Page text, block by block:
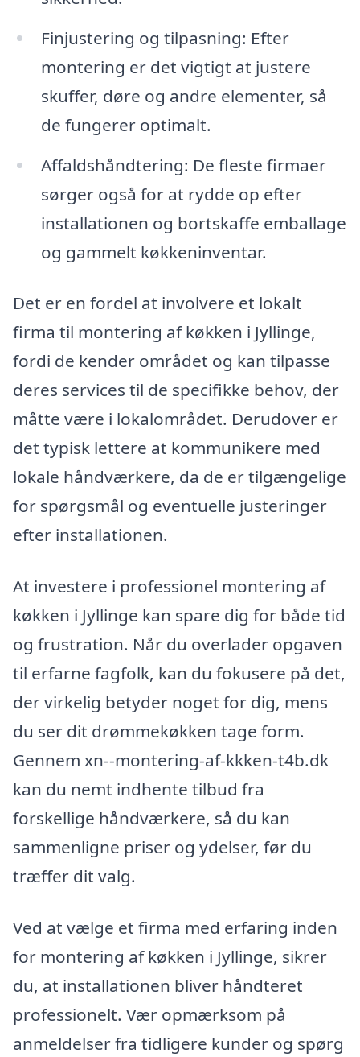
Finjustering og tilpasning: Efter
montering er det vigtigt at justere
skuffer, døre og andre elementer, så
de fungerer optimalt.
Affaldshåndtering: De fleste firmaer
sørger også for at rydde op efter
installationen og bortskaffe emballage
og gammelt køkkeninventar.
Det er en fordel at involvere et lokalt
firma til montering af køkken i Jyllinge,
fordi de kender området og kan tilpasse
deres services til de specifikke behov, der
måtte være i lokalområdet. Derudover er
det typisk lettere at kommunikere med
lokale håndværkere, da de er tilgængelige
for spørgsmål og eventuelle justeringer
efter installationen.
At investere i professionel montering af
køkken i Jyllinge kan spare dig for både tid
og frustration. Når du overlader opgaven
til erfarne fagfolk, kan du fokusere på det,
der virkelig betyder noget for dig, mens
du ser dit drømmekøkken tage form.
Gennem xn--montering-af-kkken-t4b.dk
kan du nemt indhente tilbud fra
forskellige håndværkere, så du kan
sammenligne priser og ydelser, før du
træffer dit valg.
Ved at vælge et firma med erfaring inden
for montering af køkken i Jyllinge, sikrer
du, at installationen bliver håndteret
professionelt. Vær opmærksom på
anmeldelser fra tidligere kunder og spørg